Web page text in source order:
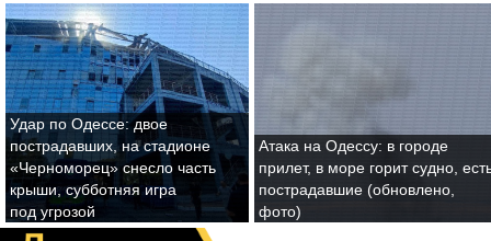
Удар по Одессе: двое
пострадавших, на стадионе
«Черноморец» снесло часть
крыши, субботняя игра
под угрозой
Атака на Одессу: в городе
прилет, в море горит судно,
пострадавшие (обновлено,
фото)